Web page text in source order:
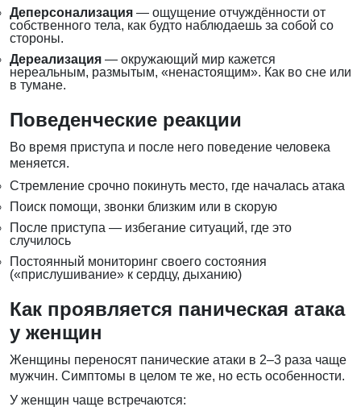
Деперсонализация — ощущение отчуждённости от
собственного тела, как будто наблюдаешь за собой со
стороны.
Дереализация — окружающий мир кажется
нереальным, размытым, «ненастоящим». Как во сне или
в тумане.
Поведенческие реакции
Во время приступа и после него поведение человека
меняется.
Стремление срочно покинуть место, где началась атака
Поиск помощи, звонки близким или в скорую
После приступа — избегание ситуаций, где это
случилось
Постоянный мониторинг своего состояния
(«прислушивание» к сердцу, дыханию)
Как проявляется паническая атака
у женщин
Женщины переносят панические атаки в 2–3 раза чаще
мужчин. Симптомы в целом те же, но есть особенности.
У женщин чаще встречаются: